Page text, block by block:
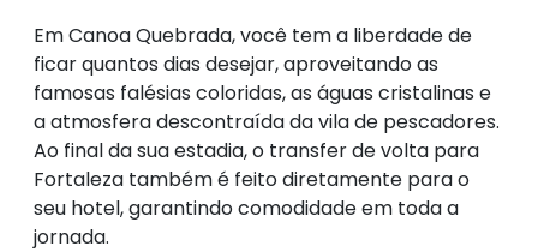
Em Canoa Quebrada, você tem a liberdade de
ficar quantos dias desejar, aproveitando as
famosas falésias coloridas, as águas cristalinas e
a atmosfera descontraída da vila de pescadores.
Ao final da sua estadia, o transfer de volta para
Fortaleza também é feito diretamente para o
seu hotel, garantindo comodidade em toda a
jornada.